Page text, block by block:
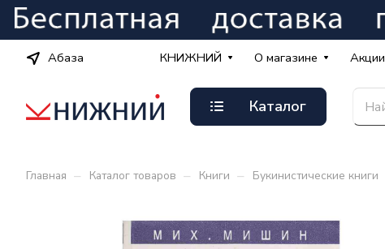
Абаза КНИЖНИЙ О магазине Акции
Каталог
Главная – Каталог товаров – Книги – Букинистические книги